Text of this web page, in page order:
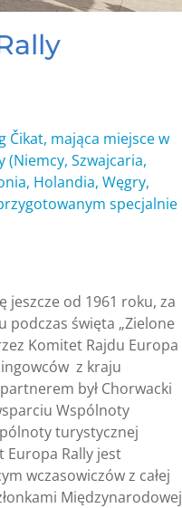
Čikat, mająca miejsce w
(Niemcy, Szwajcaria,
Holandia, Węgry,
specjalnie
jeszcze od 1961 roku, za
podczas święta „Zielone
Komitet Rajdu Europa
z kraju
był Chorwacki
Wspólnoty
turystycznej
Rally jest
wczasowiczów z całej
Międzynarodowej